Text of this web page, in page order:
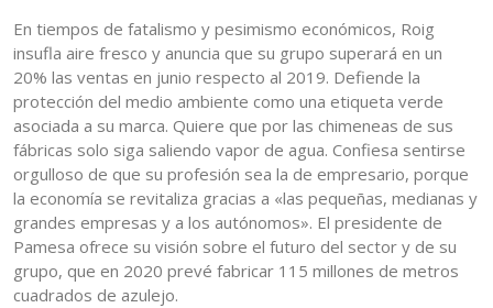
En tiempos de fatalismo y pesimismo económicos, Roig
insufla aire fresco y anuncia que su grupo superará en un
20% las ventas en junio respecto al 2019. Defiende la
protección del medio ambiente como una etiqueta verde
asociada a su marca. Quiere que por las chimeneas de sus
fábricas solo siga saliendo vapor de agua. Confiesa sentirse
orgulloso de que su profesión sea la de empresario, porque
la economía se revitaliza gracias a «las pequeñas, medianas y
grandes empresas y a los autónomos». El presidente de
Pamesa ofrece su visión sobre el futuro del sector y de su
grupo, que en 2020 prevé fabricar 115 millones de metros
cuadrados de azulejo.